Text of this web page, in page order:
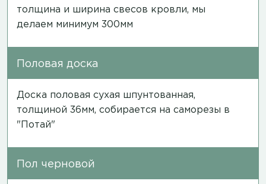
толщина и ширина свесов кровли, мы
делаем минимум 300мм
Половая доска
Доска половая сухая шпунтованная,
толщиной 36мм, собирается на саморезы в
"Потай"
Пол черновой